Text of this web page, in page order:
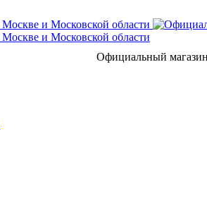
Официальный